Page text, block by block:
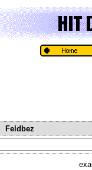
Feldbez